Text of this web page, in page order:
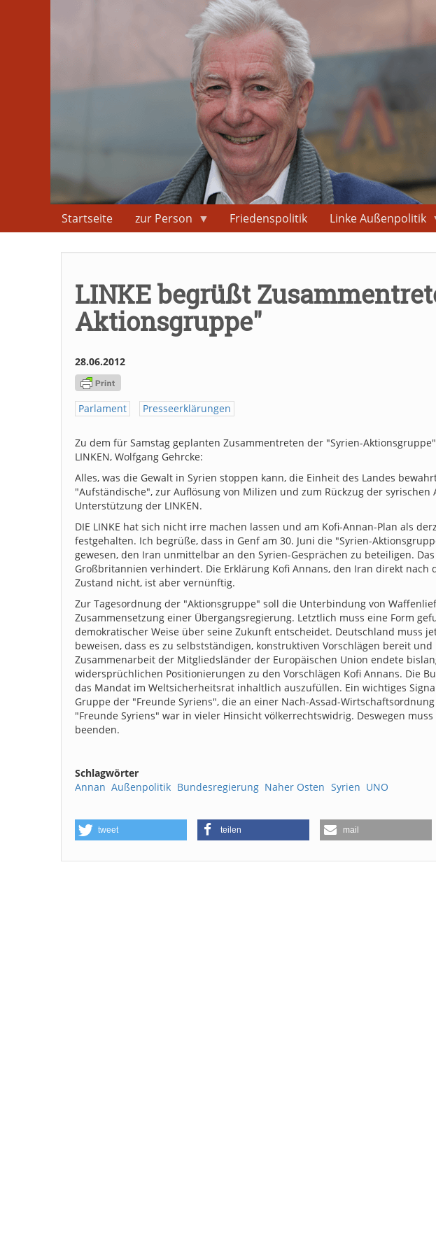
Startseite zur Person Friedenspolitik Linke Außenpolitik
LINKE begrüßt
Aktionsgruppe"
28.06.2012
Parlament Presseerklärungen
Zu dem für Samstag geplanten Zusammentreten der "Syrien-
LINKEN, Wolfgang Gehrcke:
Alles, was die Gewalt in Syrien stoppen kann, die Einheit des Landes
"Aufständische", zur Auflösung von Milizen und zum Rückzug der
Unterstützung der LINKEN.
DIE LINKE hat sich nicht irre machen lassen und am Kofi-Annan-Plan als
festgehalten. Ich begrüße, dass in Genf am 30. Juni die "Syrien-
gewesen, den Iran unmittelbar an den Syrien-Gesprächen zu beteiligen.
Großbritannien verhindert. Die Erklärung Kofi Annans, den Iran direkt
Zustand nicht, ist aber vernünftig.
Zur Tagesordnung der "Aktionsgruppe" soll die Unterbindung von
Zusammensetzung einer Übergangsregierung. Letztlich muss eine Form
demokratischer Weise über seine Zukunft entscheidet. Deutschland muss
beweisen, dass es zu selbstständigen, konstruktiven Vorschlägen bereit
Zusammenarbeit der Mitgliedsländer der Europäischen Union endete
widersprüchlichen Positionierungen zu den Vorschlägen Kofi Annans. Die
das Mandat im Weltsicherheitsrat inhaltlich auszufüllen. Ein wichtiges
Gruppe der "Freunde Syriens", die an einer Nach-Assad-
"Freunde Syriens" war in vieler Hinsicht völkerrechtswidrig. Deswegen
beenden.
Schlagwörter
Annan Außenpolitik Bundesregierung Naher Osten Syrien UNO
tweet teilen mail